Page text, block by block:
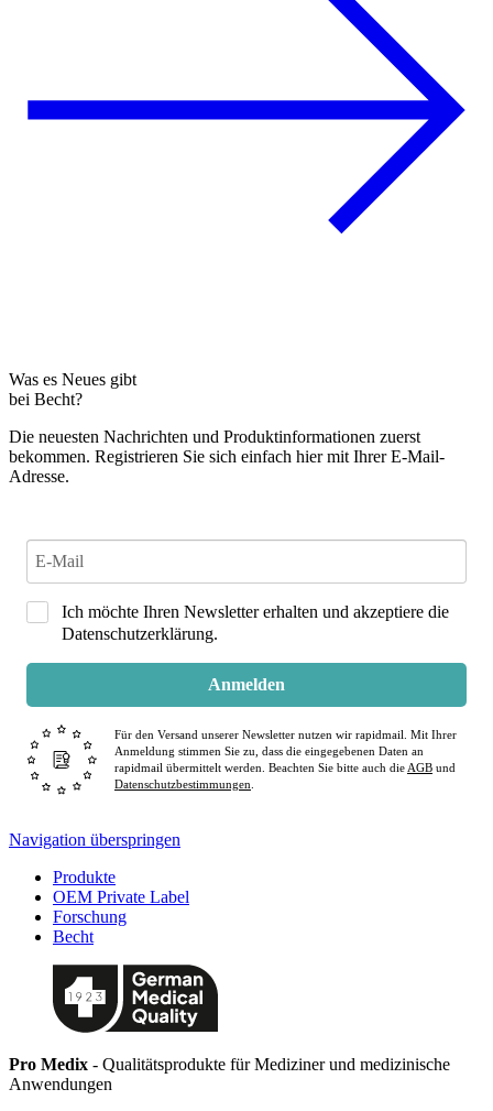
Was es Neues gibt
bei Becht?
Die neuesten Nachrichten und Produktinformationen zuerst
bekommen. Registrieren Sie sich einfach hier mit Ihrer E-Mail-
Adresse.
Ich möchte Ihren Newsletter erhalten und akzeptiere die
Datenschutzerklärung.
Anmelden
Für den Versand unserer Newsletter nutzen wir rapidmail. Mit Ihrer
Anmeldung stimmen Sie zu, dass die eingegebenen Daten an
rapidmail übermittelt werden. Beachten Sie bitte auch die AGB und
Datenschutzbestimmungen
Navigation überspringen
Produkte
OEM Private Label
Forschung
Becht
Pro Medix - Qualitätsprodukte für Mediziner und medizinische
Anwendungen